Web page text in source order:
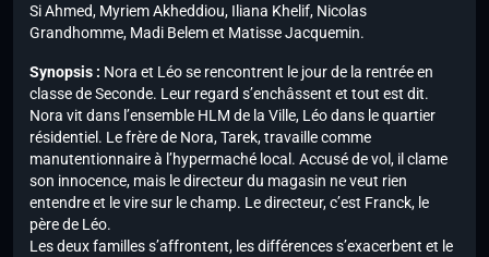
Si Ahmed, Myriem Akheddiou, Iliana Khelif, Nicolas
Grandhomme, Madi Belem et Matisse Jacquemin.
Synopsis : Nora et Léo se rencontrent le jour de la rentrée en
classe de Seconde. Leur regard s’enchâssent et tout est dit.
Nora vit dans l’ensemble HLM de la Ville, Léo dans le quartier
résidentiel. Le frère de Nora, Tarek, travaille comme
manutentionnaire à l’hypermaché local. Accusé de vol, il clame
son innocence, mais le directeur du magasin ne veut rien
entendre et le vire sur le champ. Le directeur, c’est Franck, le
père de Léo.
Les deux familles s’affrontent, les différences s’exacerbent et le